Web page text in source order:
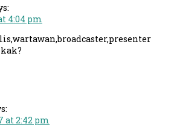
4:04 pm
at 2:42 pm